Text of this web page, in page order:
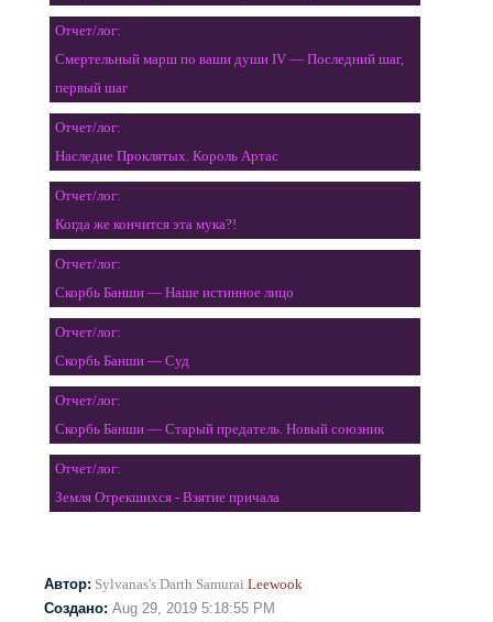
Отчет/лог:
Смертельный марш по ваши души IV — Последний шаг,
первый шаг
Отчет/лог:
Наследие Проклятых. Король Артас
Отчет/лог:
Когда же кончится эта мука?!
Отчет/лог:
Скорбь Банши — Наше истинное лицо
Отчет/лог:
Скорбь Банши — Суд
Отчет/лог:
Скорбь Банши — Старый предатель. Новый союзник
Отчет/лог:
Земля Отрекшихся - Взятие причала
Автор: Sylvanas's Darth Samurai Leewook
Создано: Aug 29, 2019 5:18:55 PM